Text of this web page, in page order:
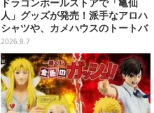
ドラゴンボールストアで「亀仙
人」グッズが発売！派手なアロハ
シャツや、カメハウスのトートバ
ッグなど夏らしいアイテムがズラ
リ
2026.8.7